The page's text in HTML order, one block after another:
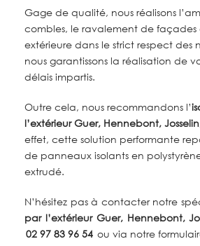
Gage de qualité, nous réalisons
combles, le ravalement de
extérieure dans le strict respect des
nous garantissons la réalisation de
délais impartis.
Outre cela, nous recommandons l’
l’extérieurGuer, Hennebont,
effet, cette solution performante
de panneaux isolants en
extrudé.
N’hésitez pas à contacter notre
par l’extérieur Guer, Hennebont,
02 97 83 96 54 ou via notre